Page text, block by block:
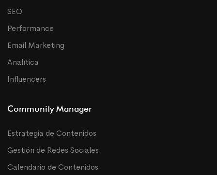
SEO
Performance
Email Marketing
Analítica
Influencers
Community Manager
Estrategia de Contenidos
Gestión de Redes Sociales
Calendario de Contenidos